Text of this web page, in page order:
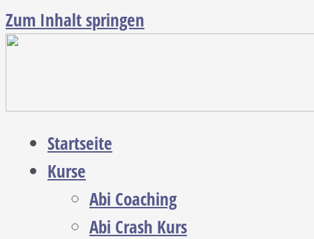
Zum Inhalt springen
Startseite
Kurse
Abi Coaching
Abi Crash Kurs